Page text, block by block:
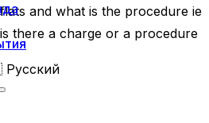
Русский
and what is the procedure ie
there a charge or a procedure